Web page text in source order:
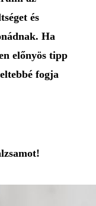
és
Ha
előnyös tipp
fogja